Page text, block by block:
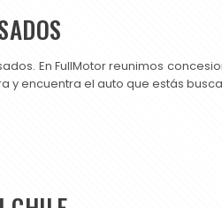
En FullMotor reunimos
y encuentra el auto que estás